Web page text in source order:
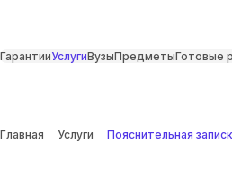
ГарантииУслугиВузыПредметыГотовые
Главная Услуги Пояснительная